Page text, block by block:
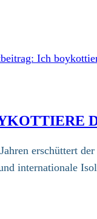
erschüttert
internationale